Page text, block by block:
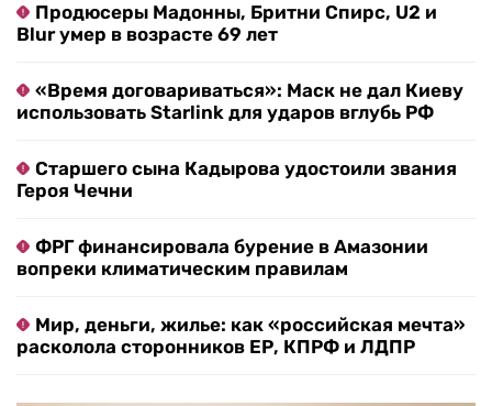
Продюсеры Мадонны, Бритни Спирс, U2 и
Blur умер в возрасте 69 лет
«Время договариваться»: Маск не дал Киеву
использовать Starlink для ударов вглубь РФ
Старшего сына Кадырова удостоили звания
Героя Чечни
ФРГ финансировала бурение в Амазонии
вопреки климатическим правилам
Мир, деньги, жилье: как «российская мечта»
расколола сторонников ЕР, КПРФ и ЛДПР